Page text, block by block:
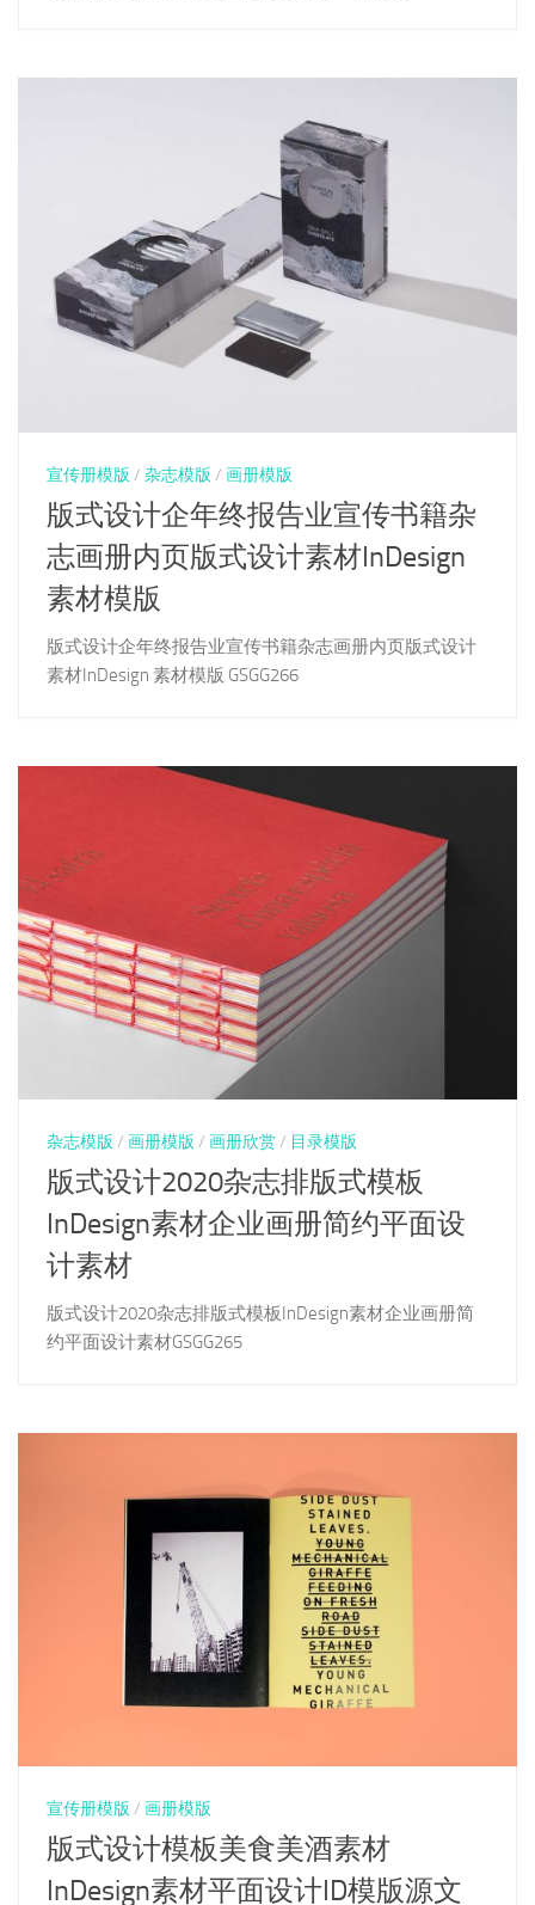
宣传册模版 / 杂志模版 / 画册模版
版式设计企年终报告业宣传书籍杂
志画册内页版式设计素材InDesign
素材模版
版式设计企年终报告业宣传书籍杂志画册内页版式设计
素材InDesign 素材模版 GSGG266
杂志模版 / 画册模版 / 画册欣赏/ 目录模版
版式设计2020杂志排版式模板
InDesign素材企业画册简约平面设
计素材
版式设计2020杂志排版式模板InDesign素材企业画册简
约平面设计素材GSGG265
宣传册模版 / 画册模版
版式设计模板美食美酒素材
InDesign素材平面设计ID模版源文